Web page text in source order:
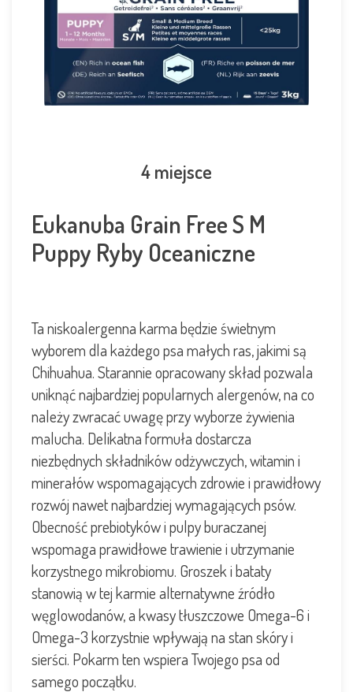
4 miejsce
Eukanuba Grain Free S M
Puppy Ryby Oceaniczne
Ta niskoalergenna karma będzie świetnym
wyborem dla każdego psa małych ras, jakimi są
Chihuahua. Starannie opracowany skład pozwala
uniknąć najbardziej popularnych alergenów, na co
należy zwracać uwagę przy wyborze żywienia
malucha. Delikatna formuła dostarcza
niezbędnych składników odżywczych, witamin i
minerałów wspomagających zdrowie i prawidłowy
rozwój nawet najbardziej wymagających psów.
Obecność prebiotyków i pulpy buraczanej
wspomaga prawidłowe trawienie i utrzymanie
korzystnego mikrobiomu. Groszek i bataty
stanowią w tej karmie alternatywne źródło
węglowodanów, a kwasy tłuszczowe Omega-6 i
Omega-3 korzystnie wpływają na stan skóry i
sierści. Pokarm ten wspiera Twojego psa od
samego początku.